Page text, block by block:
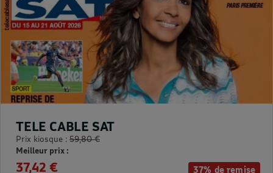
37% de remise
TELE CABLE SAT
Prix kiosque : 59,80 €
Meilleur prix :
37,42 €